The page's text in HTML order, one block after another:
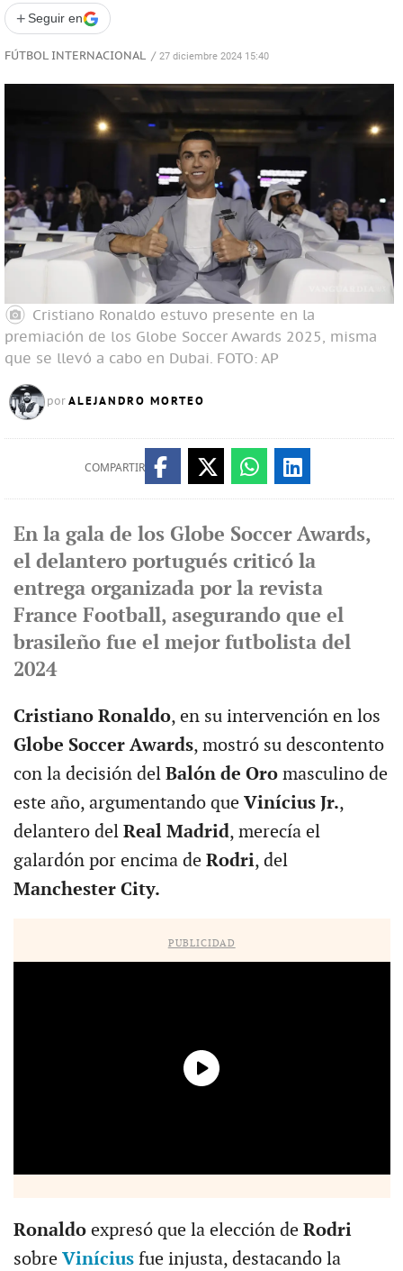
+ Seguir en
FÚTBOL INTERNACIONAL / 27 diciembre 2024 15:40
Cristiano Ronaldo estuvo presente en la
premiación de los Globe Soccer Awards 2025, misma
que se llevó a cabo en Dubai. FOTO: AP
por ALEJANDRO MORTEO
COMPARTIR
En la gala de los Globe Soccer Awards,
el delantero portugués criticó la
entrega organizada por la revista
France Football, asegurando que el
brasileño fue el mejor futbolista del
2024
Cristiano Ronaldo, en su intervención en los
Globe Soccer Awards, mostró su descontento
con la decisión del Balón de Oromasculino de
este año, argumentando que Vinícius Jr.,
delantero del Real Madrid, merecía el
galardón por encima de Rodri, del
Manchester City.
PUBLICIDAD
Ronaldo expresó que la elección de Rodri
sobre Vinícius fue injusta, destacando la